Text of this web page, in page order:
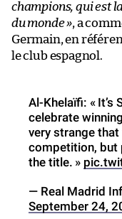
champions, qui est
du monde », a
Germain, en
le club espagnol.
Al-Khelaïfi: « It’s
celebrate
very strange
competition, but
the title. »
— Real Madrid
September 24,